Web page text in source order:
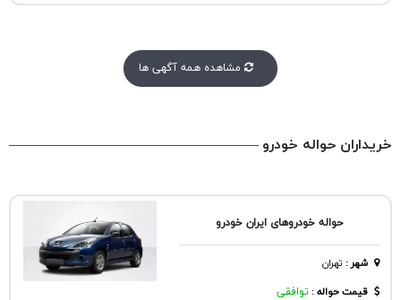
مشاهده همه آگهی ها
خریداران حواله خودرو
حواله خودروهای ایران خودرو
شهر: تهران
قیمت حواله : توافقی